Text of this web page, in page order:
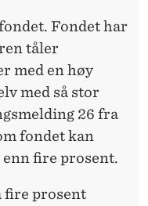
Fondet har
tåler
med en høy
med så stor
26 fra
fondet kan
fire prosent.
fire prosent